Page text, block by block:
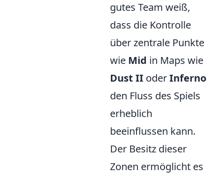
gutes Team weiß,
dass die Kontrolle
über zentrale Punkte
wie Mid in Maps wie
Dust II oderInferno
den Fluss des Spiels
erheblich
beeinflussen kann.
Der Besitz dieser
Zonen ermöglicht es